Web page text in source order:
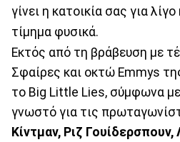
γίνει η κατοικία σας για
τίμημα φυσικά.
Εκτός από τη βράβευση με
Σφαίρες και οκτώ Emmys
το Big Little Lies, σύμφωνα
γνωστό για τις
Κίντμαν, Ριζ Γουίδερσπουν,